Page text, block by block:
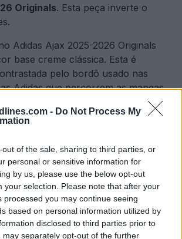
- Do Not Process My
out of the sale, sharing to third parties, or
personal or sensitive information for
by us, please use the below opt-out
your selection. Please note that after your
processed you may continue seeing
based on personal information utilized by
disclosed to third parties prior to
may separately opt-out of the further
Originals. Esta peça inverte o
Adidas Ajax 2025-2026 Originals
base creme clássica. Esta é
pelo bordô usado nas
Adidas que percorrem as mangas,
Trefoil bordado no lado direito
especial do clube Ajax bordado
2025-2026 Originals faz parte da
vida Originals da Adidas para o Ajax,
previsto para o verão de 2025.